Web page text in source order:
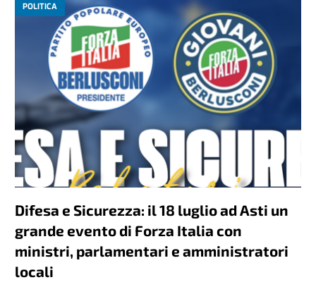
POLITICA
Difesa e Sicurezza: il 18 luglio ad Asti un
grande evento di Forza Italia con
ministri, parlamentari e amministratori
locali